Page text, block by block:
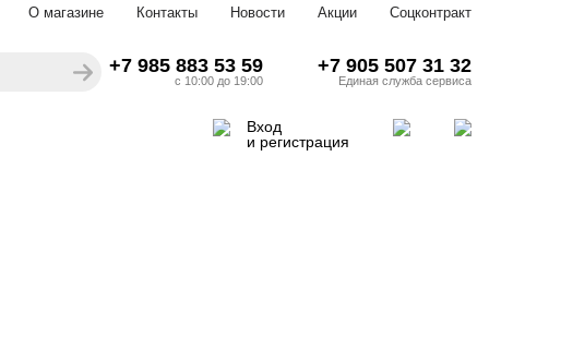
О магазине Контакты Новости Акции Соцконтракт
+7 985 883 53 59
с 10:00 до 19:00
+7 905 507 31 32
Единая служба сервиса
Вход
и регистрация